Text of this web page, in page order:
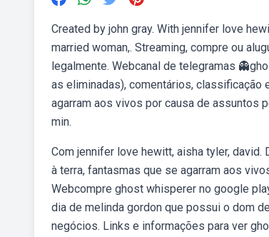
Created by john gray. With jennifer love
married woman,. Streaming, compre ou
legalmente. Webcanal de telegramas
as eliminadas), comentários, classificação
agarram aos vivos por causa de assuntos
min.
Com jennifer love hewitt, aisha tyler,
à terra, fantasmas que se agarram aos
Webcompre ghost whisperer no google
dia de melinda gordon que possui o dom
negócios. Links e informações para ver